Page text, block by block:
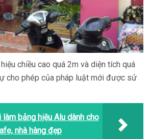
chiều cao quá 2m và diện tích quá
cho phép của pháp luật mới được sử
làm bảng hiệu Alu dành cho
nhà hàng đẹp